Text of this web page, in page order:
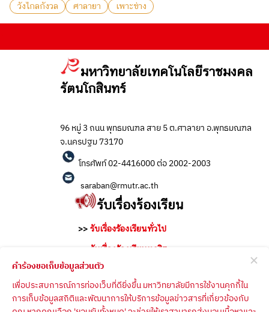
วังไกลกังวล
ศาลายา เพาะช่าง
มหาวิทยาลัยเทคโนโลยีราชมงคล
รัตนโกสินทร์
96 หมู่ 3 ถนน พุทธมณฑล สาย 5 ต.ศาลายา อ.พุทธมณฑล
จ.นครปฐม 73170
โทรศัพท์ 02-4416000 ต่อ 2002-2003
saraban@rmutr.ac.th
รับเรื่องร้องเรียน
>> รับเรื่องร้องเรียนทั่วไป
รับเรื่องร้องเรียนทุจริต
>>สำนักงานคณะกรรมการป้องกันและปราบ
ปรามการทุจริตแห่งชาติ
>>สำนักงานคณะกรรมการป้องกันและปราบ
คำร้องขอเก็บข้อมูลส่วนตัว
เพื่อประสบการณ์การท่องเว็บที่ดียิ่งขึ้น มหาวิทยาลัยมีการใช้งานคุกกี้ใน
การเก็บข้อมูลสถิติและพัฒนาการให้บริการข้อมูลข่าวสารที่เกี่ยวข้องกับ